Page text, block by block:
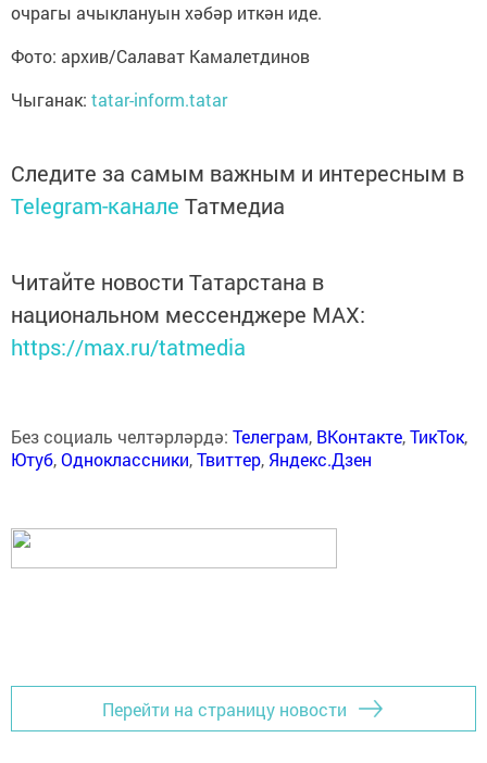
очрагы ачыклануын хәбәр иткән иде.
Фото: архив/Салават Камалетдинов
Чыганак: tatar-inform.tatar
Следите за самым важным и интересным в
Telegram-канале Татмедиа
Читайте новости Татарстана в
национальном мессенджере MАХ:
https://max.ru/tatmedia
Без социаль челтәрләрдә: Телеграм, ВКонтакте,ТикТок,
Ютуб,Одноклассники,Твиттер, Яндекс.Дзен
Перейти на страницу новости